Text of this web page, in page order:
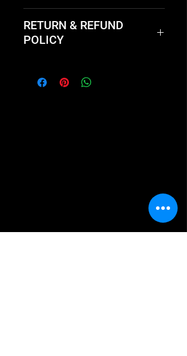
Peso:117g
RETURN & REFUND
POLICY
We'll take it back and exchange